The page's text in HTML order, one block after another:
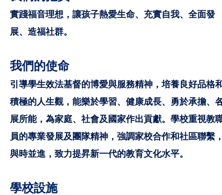
實踐福音理想，讓孩子熱愛生命、充實自我、全面發
展、造福社群。
我們的使命
引導學生效法基督的博愛與服務精神，培養良好品格
積極的人生觀，能樂於學習、健康成長、勇於承擔、
展所能，為家庭、社會及國家作出貢獻。學校重視教
員的專業發展及團隊精神，強調家校合作和社區聯繫
與時並進 ，致力提昇新一代的教育文化水平。
學校設施